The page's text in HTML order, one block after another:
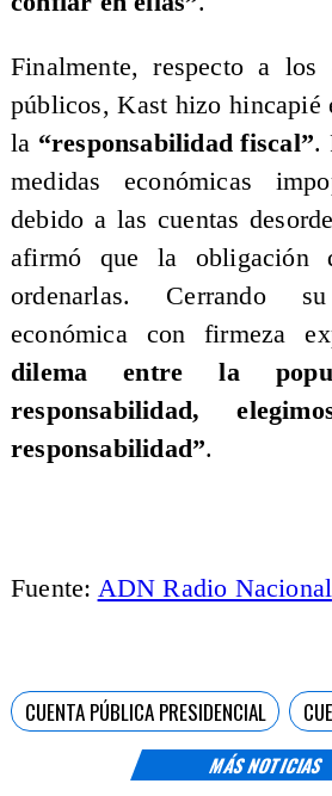
MÁS NOTICIAS
Finalmente, respecto a
públicos, Kast hizo hincapié
la “responsabilidad fiscal”.
medidas económicas
debido a las cuentas
afirmó que la obligación
ordenarlas. Cerrando su
económica con firmeza
dilema entre la
responsabilidad,
responsabilidad”.
Fuente: ADN Radio Nacional
CUENTA PÚBLICA PRESIDENCIAL